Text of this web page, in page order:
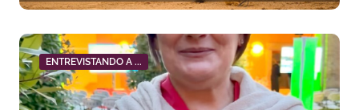
ENTREVISTANDO A ...